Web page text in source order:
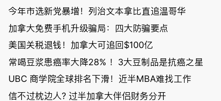
今年市选新党暴增！列治文本拿比直追温哥华
加拿大免费手机升级骗局：四大防骗要点
美国关税退钱！加拿大可追回$100亿
常喝豆浆患癌率大降28% ！3大豆制品是抗癌之星
UBC 商学院全球排名下滑！近半MBA难找工作
信不过枕边人? 过半加拿大伴侣财务分开